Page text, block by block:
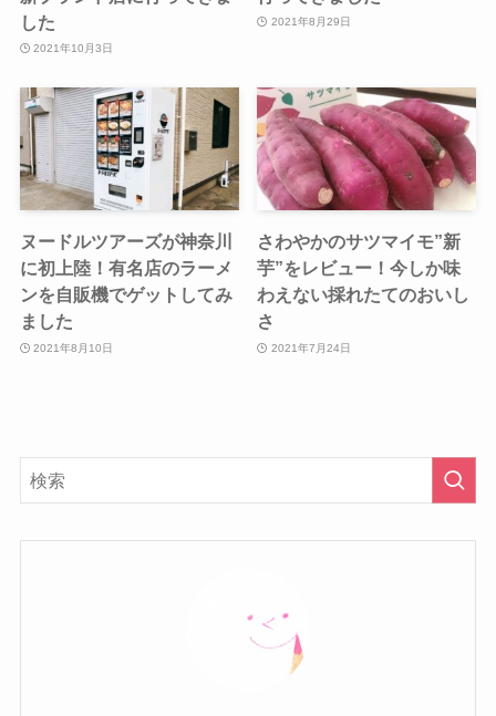
した
2021年10月3日
2021年8月29日
ヌードルツアーズが神奈川
に初上陸！有名店のラーメ
ンを自販機でゲットしてみ
ました
2021年8月10日
さわやかのサツマイモ”新
芋”をレビュー！今しか味
わえない採れたてのおいし
さ
2021年7月24日